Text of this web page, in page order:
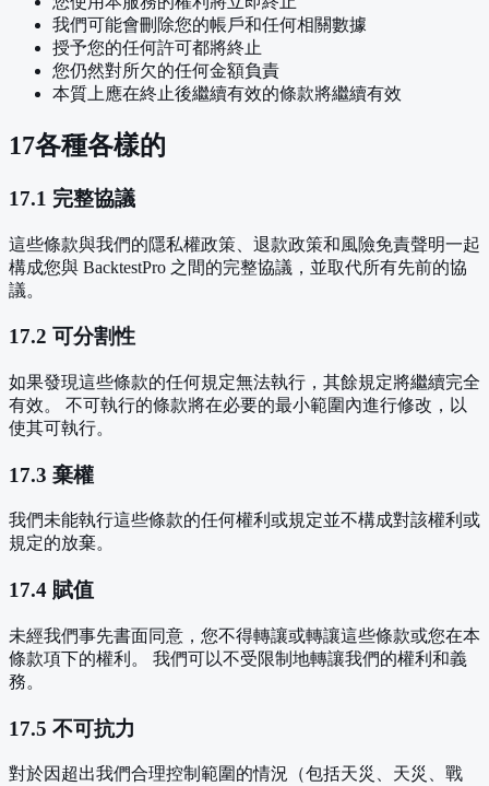
我們可能會刪除您的帳戶和任何相關數據
授予您的任何許可都將終止
您仍然對所欠的任何金額負責
本質上應在終止後繼續有效的條款將繼續有效
17各種各樣的
17.1 完整協議
這些條款與我們的隱私權政策、退款政策和風險免責聲明一起
構成您與 BacktestPro 之間的完整協議，並取代所有先前的協
議。
17.2 可分割性
如果發現這些條款的任何規定無法執行，其餘規定將繼續完全
有效。 不可執行的條款將在必要的最小範圍內進行修改，以
使其可執行。
17.3 棄權
我們未能執行這些條款的任何權利或規定並不構成對該權利或
規定的放棄。
17.4 賦值
未經我們事先書面同意，您不得轉讓或轉讓這些條款或您在本
條款項下的權利。 我們可以不受限制地轉讓我們的權利和義
務。
17.5 不可抗力
對於因超出我們合理控制範圍的情況（包括天災、天災、戰